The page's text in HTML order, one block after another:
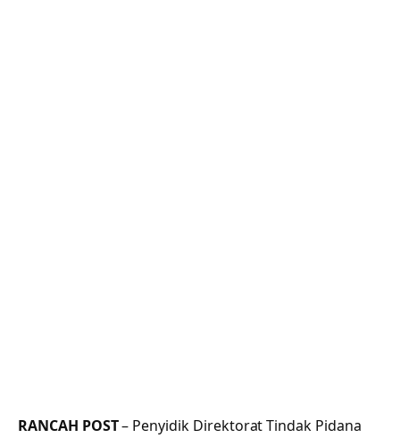
RANCAH POST– Penyidik Direktorat Tindak Pidana